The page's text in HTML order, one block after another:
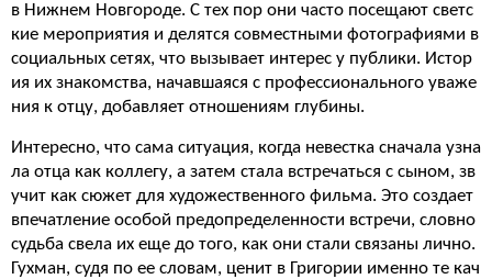
в Нижнем Новгороде. С тех пор они часто посещают светс
кие мероприятия и делятся совместными фотографиями в
социальных сетях, что вызывает интерес у публики. Истор
ия их знакомства, начавшаяся с профессионального уваже
ния к отцу, добавляет отношениям глубины.
Интересно, что сама ситуация, когда невестка сначала узна
ла отца как коллегу, а затем стала встречаться с сыном, зв
учит как сюжет для художественного фильма. Это создает
впечатление особой предопределенности встречи, словно
судьба свела их еще до того, как они стали связаны лично.
Гухман, судя по ее словам, ценит в Григории именно те кач